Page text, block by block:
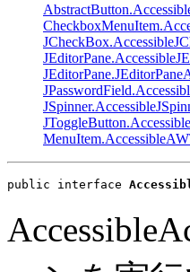
public interface